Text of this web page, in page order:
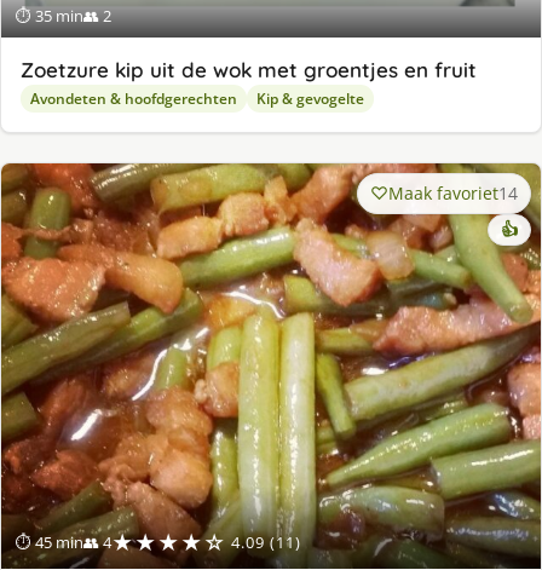
⏱ 35 min👥 2
Zoetzure kip uit de wok met groentjes en fruit
Avondeten & hoofdgerechten Kip & gevogelte
⏱ 45 min👥 4★★★★☆ 4.09 (11)
Maak favoriet14
👍